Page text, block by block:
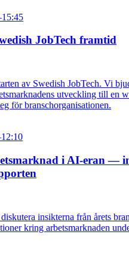
JobTech framtid
av Swedish JobTech. Vi
utveckling till en
för branschorganisationen.
i AI-eran —
insikterna från årets
kring arbetsmarknaden